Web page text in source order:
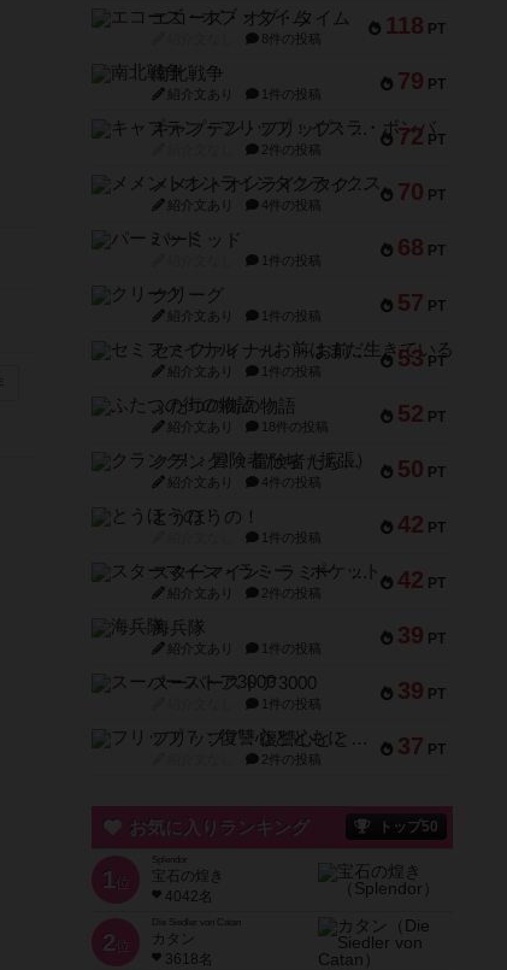
118 PT
エコーズ・オブ・タイム
8件の投稿
79 PT
南北戦争
紹介文あり 1件の投稿
72 PT
キャプテン・フリップ：イスラ・ボンバ
2件の投稿
70 PT
メメントオンラインタクティクス
紹介文あり 4件の投稿
68 PT
パーミッド
1件の投稿
57 PT
クリーグ
紹介文あり 1件の投稿
53 PT
セミファイナル ～お前はまだ生きている～
紹介文あり 1件の投稿
52 PT
ふたつの街の物語
紹介文あり 18件の投稿
50 PT
クランク! ：冒険者たち（拡張）
紹介文あり 4件の投稿
42 PT
とうほうの！
1件の投稿
42 PT
スターマイン・ラミー ポケット
紹介文あり 2件の投稿
39 PT
海兵隊
紹介文あり 1件の投稿
39 PT
スーパーストア3000
1件の投稿
37 PT
フリップ７：復讐心とともに
2件の投稿
お気に入りランキング トップ50
1 位
宝石の煌き
4042名
2 位
Die Siedler von Catan
カタン
3618名